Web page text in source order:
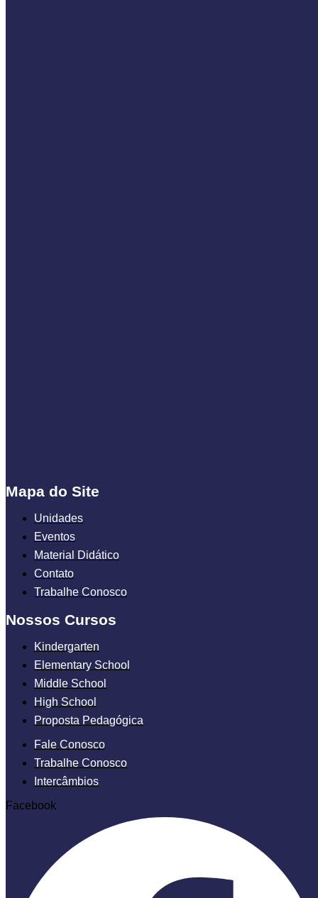
Mapa do Site
Unidades
Eventos
Material Didático
Contato
Trabalhe Conosco
Nossos Cursos
Kindergarten
Elementary School
Middle School
High School
Proposta Pedagógica
Fale Conosco
Trabalhe Conosco
Intercâmbios
Facebook